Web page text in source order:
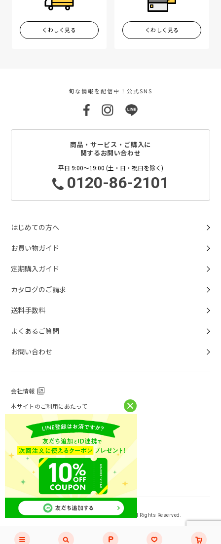
くわしく見る くわしく見る
旬な情報を配信中！公式SNS
商品・サービス・ご購入に
関するお問い合わせ
平日 9:00～19:00 (土・日・祝日を除く)
0120-86-2101
はじめての方へ
お買い物ガイド
定期購入ガイド
カタログのご請求
送料手数料
よくあるご質問
お問い合わせ
会社情報
本サイトのご利用にあたって
個人情報保護方針
個人情報取扱について
特定商取引法に基づく表記
お問い合わせ
ニチレイフーズ公式ホームページ
Copyright (C) NICHIREI FOODS INC. All Rights Reserved.